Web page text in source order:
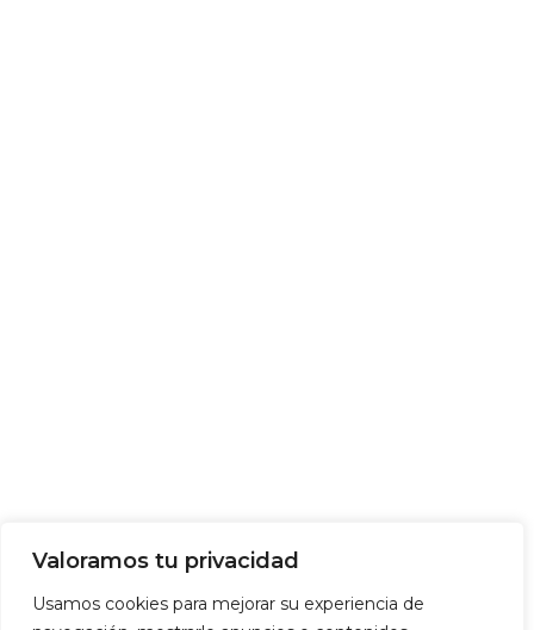
Valoramos tu privacidad
Usamos cookies para mejorar su experiencia de